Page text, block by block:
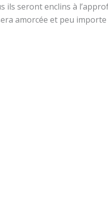
ils seront enclins à
amorcée et peu